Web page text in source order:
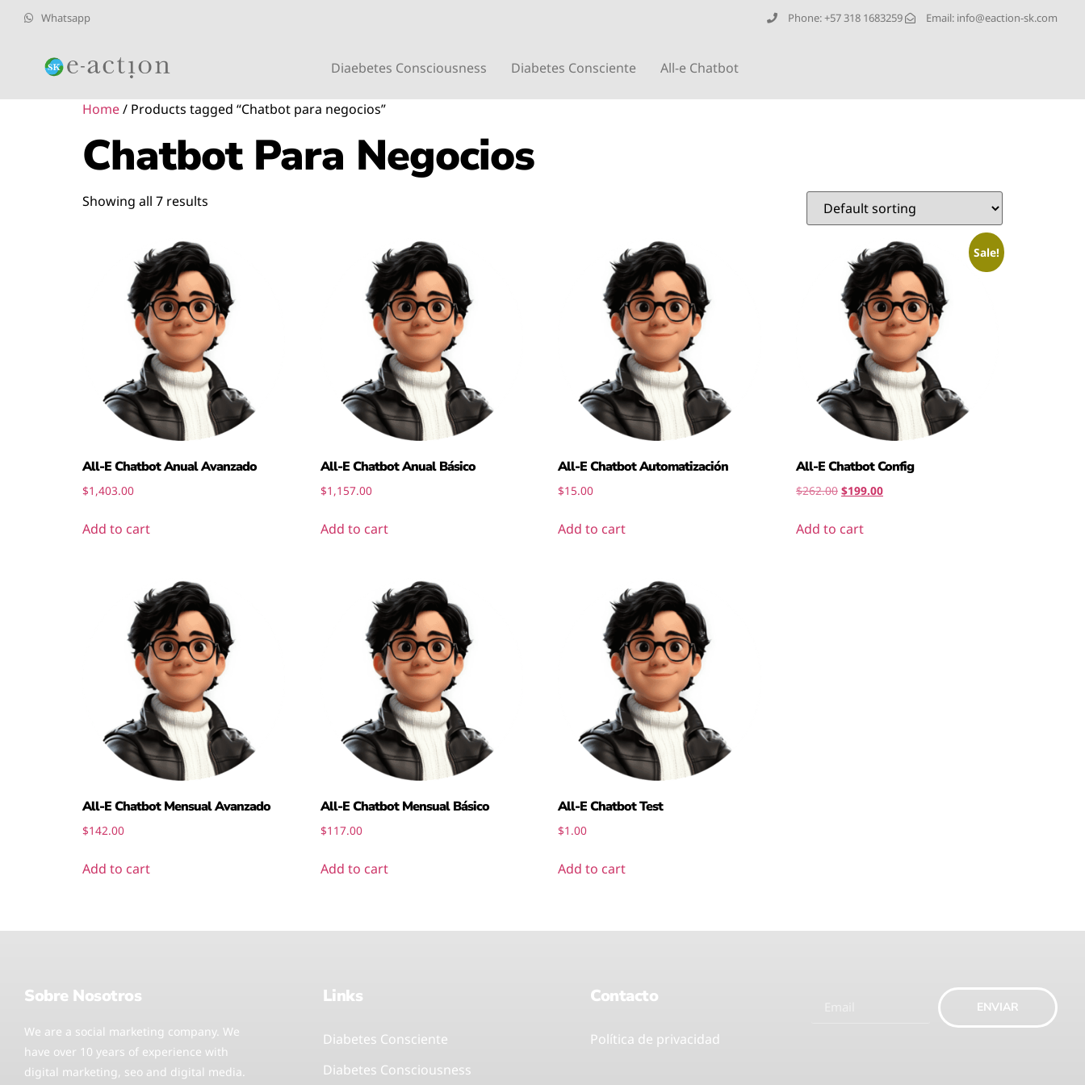
Whatsapp Phone: +57 318 1683259 Email: info@eaction-sk.com
Diaebetes Consciousness Diabetes Consciente All-e Chatbot
Home/ Products tagged “Chatbot para negocios”
Chatbot Para Negocios
Showing all 7 results
All-E Chatbot Anual Avanzado
$1,403.00
Add to cart
All-E Chatbot Anual Básico
$1,157.00
Add to cart
All-E Chatbot Automatización
$15.00
Add to cart
Sale!
All-E Chatbot Config
$262.00 $199.00
Add to cart
All-E Chatbot Mensual Avanzado
$142.00
Add to cart
All-E Chatbot Mensual Básico
$117.00
Add to cart
All-E Chatbot Test
$1.00
Add to cart
Sobre Nosotros
We are a social marketing company. We
have over 10 years of experience with
digital marketing, seo and digital media.
Links
Diabetes Consciente
Diabetes Consciousness
Contacto
Política de privacidad
ENVIAR